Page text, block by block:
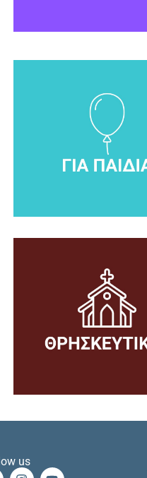
us